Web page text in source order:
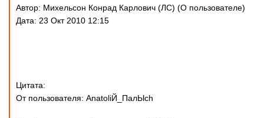
Автор: Михельсон Конрад Карлович (ЛС) (О пользователе)
Дата: 23 Окт 2010 12:15
Цитата:
От пользователя: AnatoliЙ_ПaлЫch